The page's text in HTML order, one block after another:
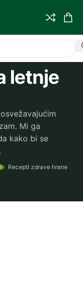
letnje
Mi ga
kako bi se
Recepti zdrave hrane